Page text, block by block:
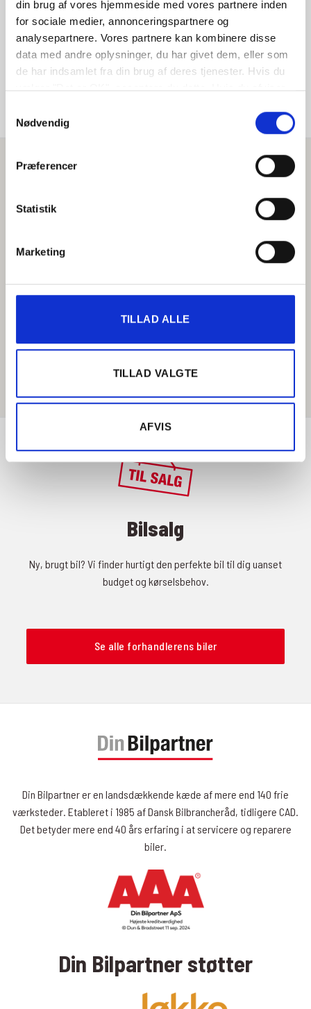
din brug af vores hjemmeside med vores partnere inden
for sociale medier, annonceringspartnere og
analysepartnere. Vores partnere kan kombinere disse
data med andre oplysninger, du har givet dem, eller som
de har indsamlet fra din brug af deres tjenester. Hvis du
vælger "Det er OK", acceptere du dette. Hvis du afviser
"indstil præferencer" for at administrere dine
Nødvendig
Præferencer
Statistik
Marketing
TILLAD ALLE
TILLAD VALGTE
AFVIS
Indehaver
Søren Jepsen, Dan Alsbjerg og Kristian
Bilsalg
Ny, brugt bil? Vi finder hurtigt den perfekte bil til dig uanset
budget og kørselsbehov.
Se alle forhandlerens biler
Din Bilpartner er en landsdækkende kæde af mere end 140 frie
værksteder. Etableret i 1985 af Dansk Bilbrancheråd, tidligere CAD.
Det betyder mere end 40 års erfaring i at servicere og reparere
biler.
Din Bilpartner støtter